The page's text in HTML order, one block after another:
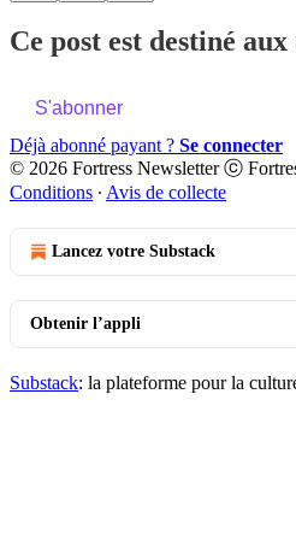
Ce post est destiné
S'abonner
Déjà abonné payant ? Se connecter
© 2026 Fortress Newsletter ⓒ
Conditions ∙ Avis de collecte
Lancez votre Substack
Obtenir l’appli
Substack: la plateforme pour la